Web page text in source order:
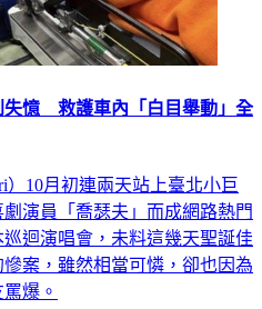
失憶 救護車內「白目舉動」全
）10月初連兩天站上臺北小巨
演員「喬瑟夫」而成網路熱門
迴演唱會，未料這幾天聖誕佳
案，雖然相當可憐，卻也因為
爆。